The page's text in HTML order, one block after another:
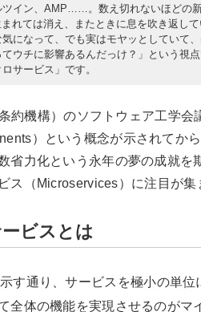
ツイン、AMP……。数え切れないほどの
れては消え、またときに息を吹き返し
になって、でも実はモヤッとしていて
ウチに影響あるんだっけ？」という視
サービス」です。
機構）のソフトウェア工学会
）という概念が示されてか
省力化という永年の夢の成就を
ス（ Microservices）に注目が集
ービスとは
す通り、サービスを極小の単
全体の機能を実現させるのがマ